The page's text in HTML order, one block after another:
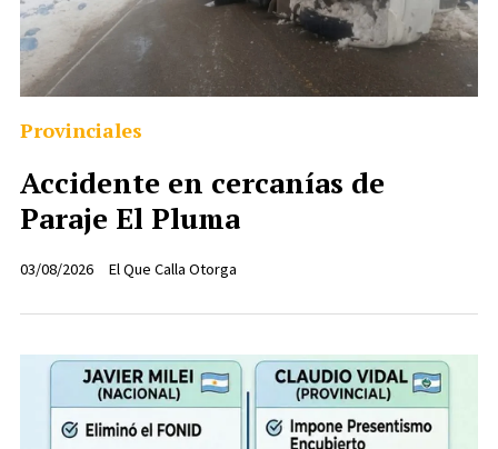
Accidente en cercanías de
Paraje El Pluma
El Que Calla Otorga
Provinciales
03/08/2026